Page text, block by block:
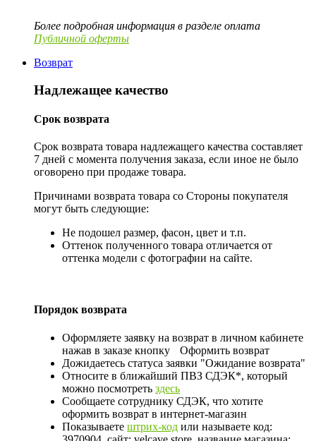
Более подробная информация в разделе оплата
Публичной оферты
Возврат
Надлежащее качество
Срок возврата
Срок возврата товара надлежащего качества составляет
7 дней с момента получения заказа, если иное не было
оговорено при продаже товара.
Причинами возврата товара со Стороны покупателя
могут быть следующие:
Не подошел размер, фасон, цвет и т.п.
Оттенок полученного товара отличается от
оттенка модели с фотографии на сайте.
Порядок возврата
Оформляете заявку на возврат в личном кабинете
нажав в заказе кнопку
Оформить возврат
Дожидаетесь статуса заявки "Ожидание возврата"
Относите в ближайший ПВЗ СДЭК*, который
можно посмотреть здесь
Сообщаете сотруднику СДЭК, что хотите
оформить возврат в интернет-магазин
Показываете штрих-код или называете код: